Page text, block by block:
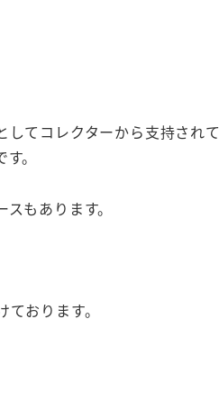
てコレクターから支持され
。
もあります。
ております。